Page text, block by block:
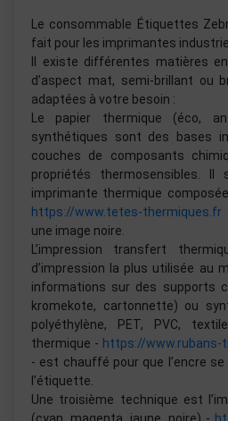
Le consommable Étiquettes
fait pour les imprimantes
Il existe différentes matières
d’aspect mat, semi-brillant ou
adaptées à votre besoin :
Le papier thermique (éco,
synthétiques sont des bases
couches de composants
propriétés thermosensibles. Il
imprimante thermique
https://www.tetes-thermiques.fr
une image noire.
L’impression transfert
d’impression la plus utilisée au
informations sur des supports
kromekote, cartonnette) ou
polyéthylène, PET, PVC,
thermique - https://
- est chauffé pour que l’encre
l’étiquette.
Une troisième technique est